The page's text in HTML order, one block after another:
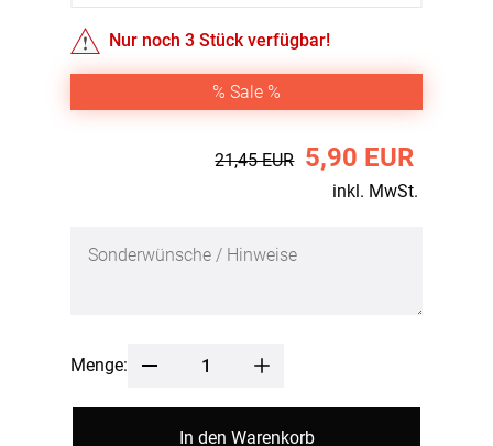
Nur noch3 Stück verfügbar!
% Sale %
21,45 EUR 5,90 EUR
inkl. MwSt.
Menge:
In den Warenkorb